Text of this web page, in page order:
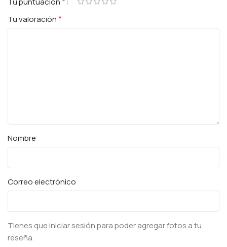
Tu valoración*
Nombre
Correo electrónico
Tienes que iniciar sesión para poder agregar fotos a tu
reseña.